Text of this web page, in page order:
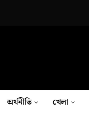
অর্থনীতি খেলা